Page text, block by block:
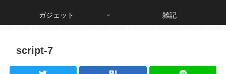
ガジェット 雑記
script-7